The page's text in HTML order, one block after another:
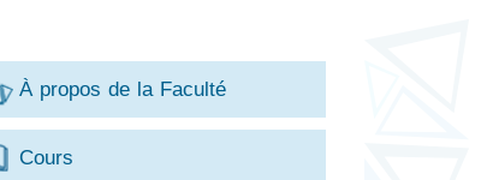
À propos de la Faculté
Cours